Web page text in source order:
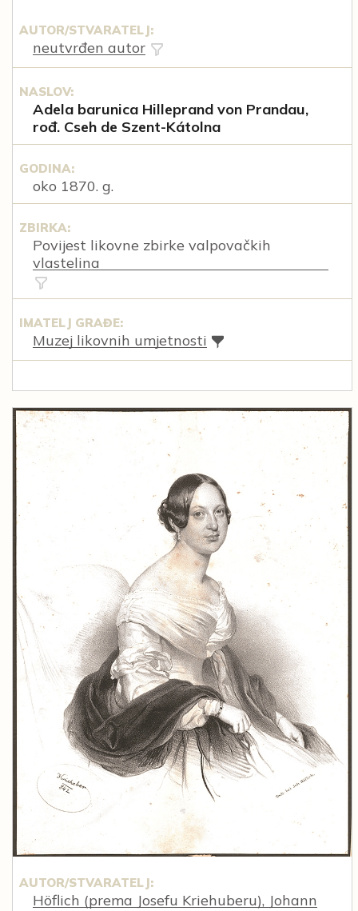
AUTOR/STVARATELJ:
neutvrđen autor
NASLOV:
Adela barunica Hilleprand von Prandau,
rođ. Cseh de Szent-Kátolna
GODINA:
oko 1870. g.
ZBIRKA:
Povijest likovne zbirke valpovačkih
vlastelina
IMATELJ GRAĐE:
Muzej likovnih umjetnosti
AUTOR/STVARATELJ:
Höflich (prema Josefu Kriehuberu), Johann